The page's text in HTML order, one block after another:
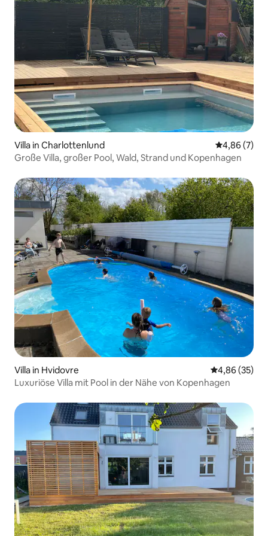
Villa in Charlottenlund
4,86 (7)
Große Villa, großer Pool, Wald, Strand und Kopenhagen
Villa in Hvidovre
4,86 (35)
Luxuriöse Villa mit Pool in der Nähe von Kopenhagen